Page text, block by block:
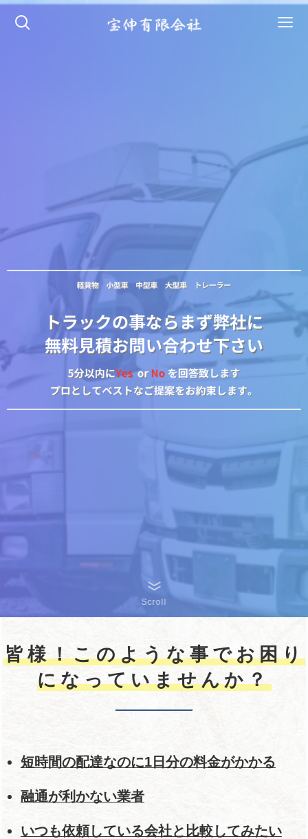
Scroll
皆様！このような事でお困り
になっていませんか？
短時間の配達なのに1日分の料金がかかる
融通が利かない業者
いつも依頼している会社と比較してみたい